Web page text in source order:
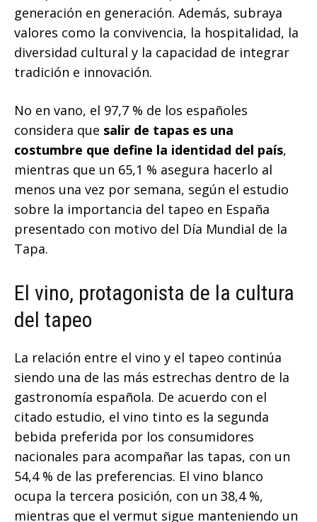
generación en generación. Además, subraya
valores como la convivencia, la hospitalidad, la
diversidad cultural y la capacidad de integrar
tradición e innovación.
No en vano, el 97,7 % de los españoles
considera que salir de tapas es una
costumbre que define la identidad del país,
mientras que un 65,1 % asegura hacerlo al
menos una vez por semana, según el estudio
sobre la importancia del tapeo en España
presentado con motivo del Día Mundial de la
Tapa.
El vino, protagonista de la cultura
del tapeo
La relación entre el vino y el tapeo continúa
siendo una de las más estrechas dentro de la
gastronomía española. De acuerdo con el
citado estudio, el vino tinto es la segunda
bebida preferida por los consumidores
nacionales para acompañar las tapas, con un
54,4 % de las preferencias. El vino blanco
ocupa la tercera posición, con un 38,4 %,
mientras que el vermut sigue manteniendo un